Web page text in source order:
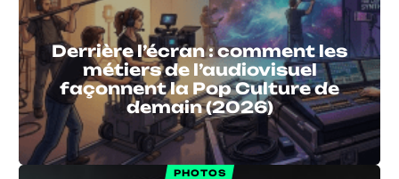
Derrière l’écran : comment les
métiers de l’audiovisuel
façonnent la Pop Culture de
demain (2026)
PHOTOS